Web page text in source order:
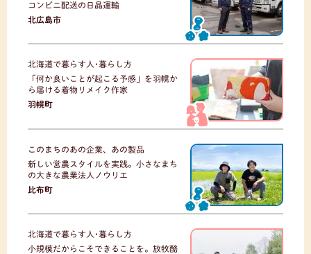
コンビニ配送の日晶運輸
北広島市
北海道で暮らす人･暮らし方
「何か良いことが起こる予感」を羽幌か
ら届ける着物リメイク作家
羽幌町
このまちのあの企業、あの製品
新しい営農スタイルを実践。小さなまち
の大きな農業法人ノウリエ
比布町
北海道で暮らす人･暮らし方
小規模だからこそできることを。放牧酪